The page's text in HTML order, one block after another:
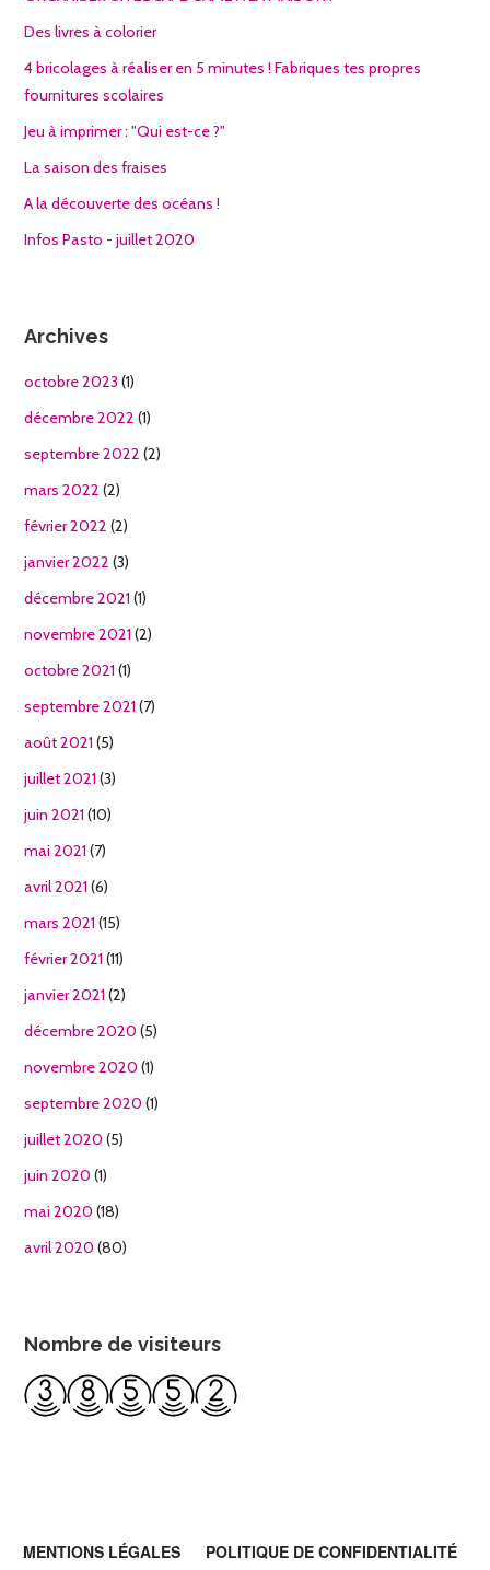
Des livres à colorier
4 bricolages à réaliser en 5 minutes ! Fabriques tes propres
fournitures scolaires
Jeu à imprimer : "Qui est-ce ?"
La saison des fraises
A la découverte des océans !
Infos Pasto - juillet 2020
Archives
octobre 2023 (1)
décembre 2022 (1)
septembre 2022 (2)
mars 2022 (2)
février 2022 (2)
janvier 2022 (3)
décembre 2021 (1)
novembre 2021 (2)
octobre 2021 (1)
septembre 2021 (7)
août 2021 (5)
juillet 2021 (3)
juin 2021 (10)
mai 2021 (7)
avril 2021 (6)
mars 2021 (15)
février 2021 (11)
janvier 2021 (2)
décembre 2020 (5)
novembre 2020 (1)
septembre 2020 (1)
juillet 2020 (5)
juin 2020 (1)
mai 2020 (18)
avril 2020 (80)
Nombre de visiteurs
MENTIONS LÉGALES POLITIQUE DE CONFIDENTIALITÉ